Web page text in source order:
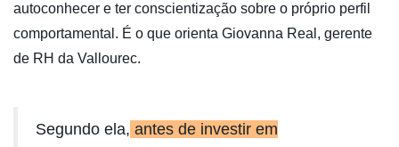
autoconhecer e ter conscientização sobre o próprio perfil
comportamental. É o que orienta Giovanna Real, gerente
de RH da Vallourec.
Segundo ela, antes de investir em